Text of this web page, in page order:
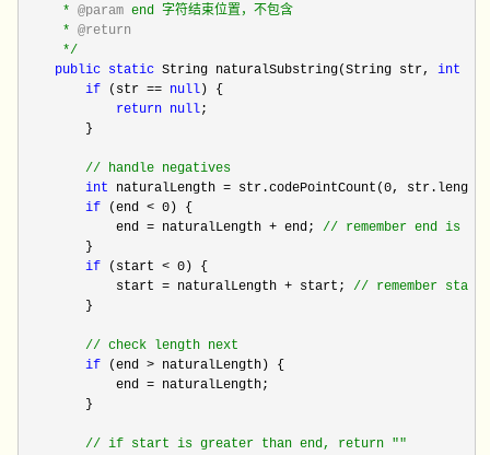
     *
@param end 字符结束位置，不包含
     *
@return
*/
public static String naturalSubstring(String str, int
if (str == null ) {
return null;
        }
// handle negatives
int naturalLength = str.codePointCount(0,
if (end < 0 ) {
            end
= naturalLength + end; // remember end is
        }
if (start < 0 ) {
            start
= naturalLength + start; // remember
        }
// check length next
if (end > naturalLength) {
            end
= naturalLength;
        }
// if start is greater than end, return ""